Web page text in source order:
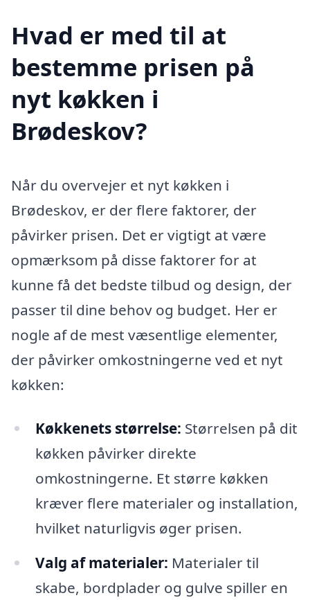
Hvad er med til at
bestemme prisen på
nyt køkken i
Brødeskov?
Når du overvejer et nyt køkken i
Brødeskov, er der flere faktorer, der
påvirker prisen. Det er vigtigt at være
opmærksom på disse faktorer for at
kunne få det bedste tilbud og design, der
passer til dine behov og budget. Her er
nogle af de mest væsentlige elementer,
der påvirker omkostningerne ved et nyt
køkken:
Køkkenets størrelse: Størrelsen på dit
køkken påvirker direkte
omkostningerne. Et større køkken
kræver flere materialer og installation,
hvilket naturligvis øger prisen.
Valg af materialer: Materialer til
skabe, bordplader og gulve spiller en